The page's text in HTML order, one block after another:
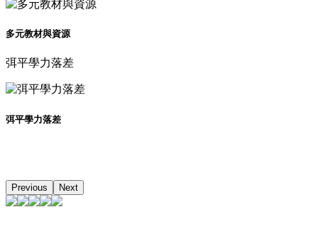
多元教材與資源
弭平學力落差
弭平學力落差
Previous Next